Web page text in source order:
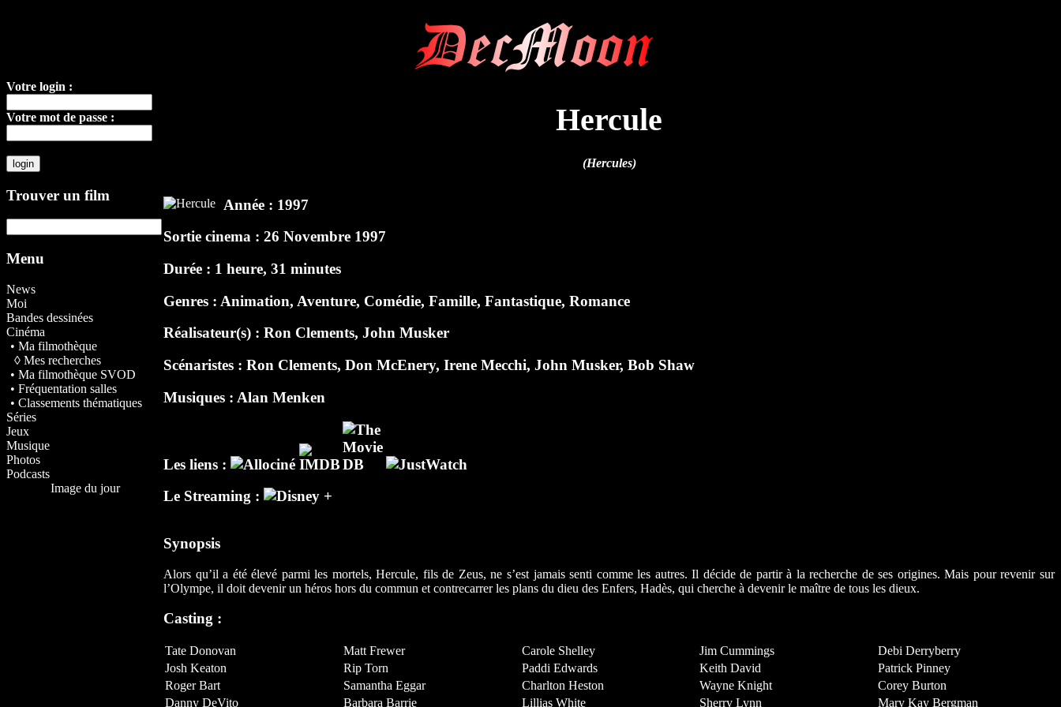
DecMoon
Votre login :
Votre mot de passe :
Trouver un film
Menu
News
Moi
Bandes dessinées
Cinéma
• Ma filmothèque
◊ Mes recherches
• Ma filmothèque SVOD
• Fréquentation salles
• Classements thématiques
Séries
Jeux
Musique
Photos
Podcasts
Image du jour
Hercule
(Hercules)
Année : 1997
Sortie cinema : 26 Novembre 1997
Durée : 1 heure, 31 minutes
Genres : Animation, Aventure, Comédie, Famille, Fantastique, Romance
Réalisateur(s) :Ron Clements,John Musker
Scénaristes :Ron Clements,Don McEnery,Irene Mecchi,John Musker,Bob Shaw
Musiques : Alan Menken
Les liens :
Le Streaming :
Synopsis
Alors qu’il a été élevé parmi les mortels, Hercule, fils de Zeus, ne s’est jamais senti comme les autres. Il décide de partir à la recherche de ses origines. Mais pour revenir sur
l’Olympe, il doit devenir un héros hors du commun et contrecarrer les plans du dieu des Enfers, Hadès, qui cherche à devenir le maître de tous les dieux.
Casting :
Tate Donovan
Josh Keaton
Roger Bart
Danny DeVito
Matt Frewer
Rip Torn
Samantha Eggar
Barbara Barrie
Carole Shelley
Paddi Edwards
Charlton Heston
Lillias White
Jim Cummings
Keith David
Wayne Knight
Sherry Lynn
Debi Derryberry
Patrick Pinney
Corey Burton
Mary Kay Bergman